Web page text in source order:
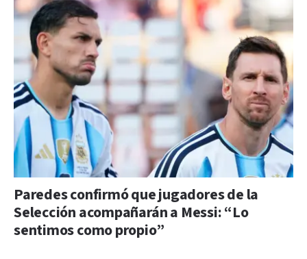
Paredes confirmó que jugadores de la
Selección acompañarán a Messi: “Lo
sentimos como propio”